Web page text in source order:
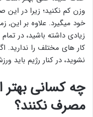
وزن کم نکنید؛ زیرا در
خود میگیرد. علاوه بر
زیادی داشته باشید، در
کار های مختلف را ندارید.
نشوید، در کنار رژیم باید
چه کسانی
مصرف نکنند؟